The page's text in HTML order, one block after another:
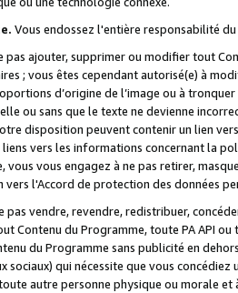
Vous endossez l'entière responsabilité
pas ajouter, supprimer ou modifier tout
; vous êtes cependant autorisé(e) à
d’origine de l’image ou à
ou sans que le texte ne devienne
disposition peuvent contenir un lien
liens vers les informations concernant la
vous vous engagez à ne pas retirer,
l'Accord de protection des données
pas vendre, revendre, redistribuer,
Contenu du Programme, toute PA API
du Programme sans publicité en
sociaux) qui nécessite que vous
autre personne physique ou morale